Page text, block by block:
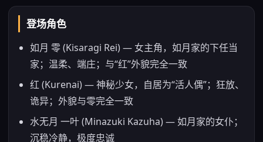
登场角色
如月 零 (Kisaragi Rei) — 女主角，如月家的下任当
家；温柔、端庄；与“红”外貌完全一致
红 (Kurenai) — 神秘少女，自居为“活人偶”；狂放、
诡异；外貌与零完全一致
水无月 一叶 (Minazuki Kazuha) — 如月家的女仆；
沉稳冷静，极度忠诚